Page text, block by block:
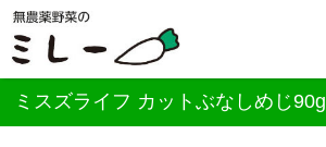
ミスズライフ カットぶなしめじ90g